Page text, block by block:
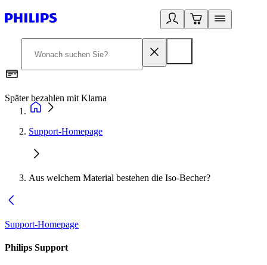
Später bezahlen mit Klarna
Support-Homepage
Aus welchem Material bestehen die Iso-Becher?
Support-Homepage
Philips Support